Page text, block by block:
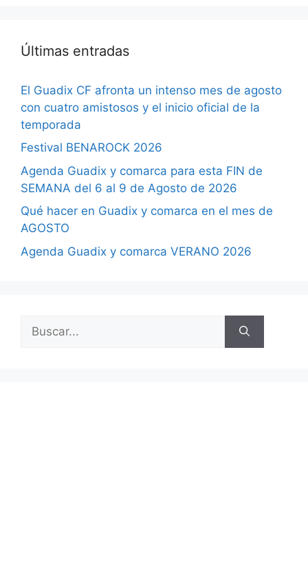
Últimas entradas
El Guadix CF afronta un intenso mes de agosto
con cuatro amistosos y el inicio oficial de la
temporada
Festival BENAROCK 2026
Agenda Guadix y comarca para esta FIN de
SEMANA del 6 al 9 de Agosto de 2026
Qué hacer en Guadix y comarca en el mes de
AGOSTO
Agenda Guadix y comarca VERANO 2026